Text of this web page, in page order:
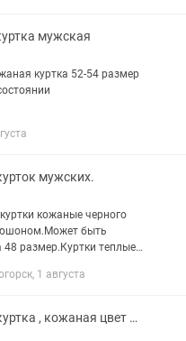
мужская
52-54 размер
мужских.
кожаные черного
быть
48 размер.Куртки теплые
1 августа
Мужская куртка , кожаная цвет коричневый,.на рост от180 см.